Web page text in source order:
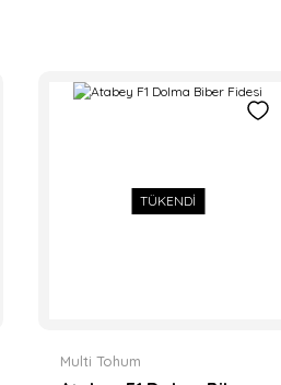
TÜKENDİ
Multi Tohum